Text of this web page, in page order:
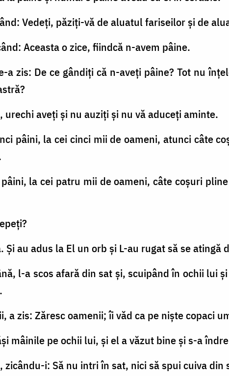
Vedeţi, păziţi-vă de aluatul fariseilor şi de
Aceasta o zice, fiindcă n-avem pâine.
a zis: De ce gândiţi că n-aveţi pâine? Tot nu
urechi aveţi şi nu auziţi şi nu vă aduceţi aminte.
pâini, la cei cinci mii de oameni, atunci câte
la cei patru mii de oameni, câte coşuri
Şi au adus la El un orb şi L-au rugat să se atingă
l-a scos afară din sat şi, scuipând în ochii lui
a zis: Zăresc oamenii; îi văd ca pe nişte copaci
mâinile pe ochii lui, şi el a văzut bine şi s-a
zicându-i: Să nu intri în sat, nici să spui cuiva din